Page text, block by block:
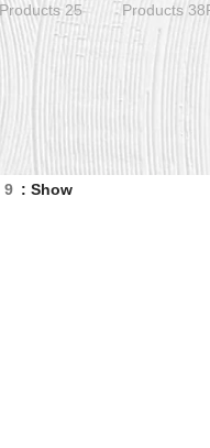
38 Products
25 Products
Show
9